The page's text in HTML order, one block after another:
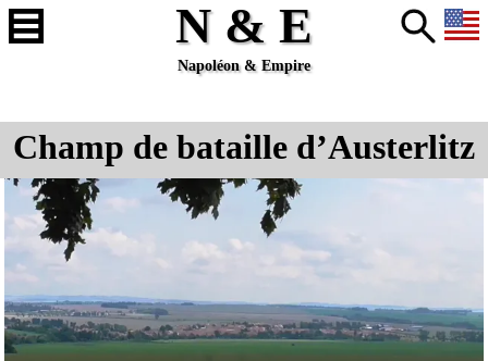
N & E
Napoléon & Empire
Champ de bataille d’Austerlitz